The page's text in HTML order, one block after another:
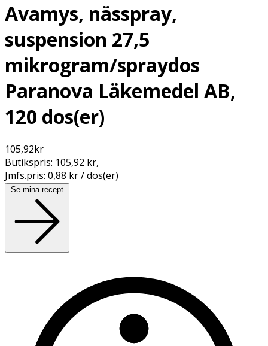
Avamys, nässpray,
suspension 27,5
mikrogram/spraydos
Paranova Läkemedel AB,
120 dos(er)
105,92kr
Butikspris: 105,92 kr,
Jmfs.pris: 0,88 kr / dos(er)
Se mina recept